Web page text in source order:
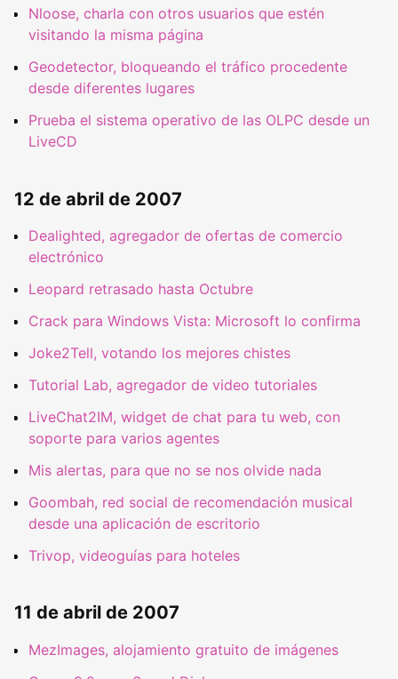
Nloose, charla con otros usuarios que estén
visitando la misma página
Geodetector, bloqueando el tráfico procedente
desde diferentes lugares
Prueba el sistema operativo de las OLPC desde un
LiveCD
12 de abril de 2007
Dealighted, agregador de ofertas de comercio
electrónico
Leopard retrasado hasta Octubre
Crack para Windows Vista: Microsoft lo confirma
Joke2Tell, votando los mejores chistes
Tutorial Lab, agregador de video tutoriales
LiveChat2IM, widget de chat para tu web, con
soporte para varios agentes
Mis alertas, para que no se nos olvide nada
Goombah, red social de recomendación musical
desde una aplicación de escritorio
Trivop, videoguías para hoteles
11 de abril de 2007
MezImages, alojamiento gratuito de imágenes